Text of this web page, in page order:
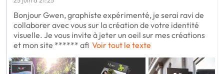
Bonjour Gwen, graphiste expérimenté, je serai ravi de
collaborer avec vous sur la création de votre identité
visuelle. Je vous invite à jeter un oeil sur mes créations
et mon site ****** afi Voir tout le texte